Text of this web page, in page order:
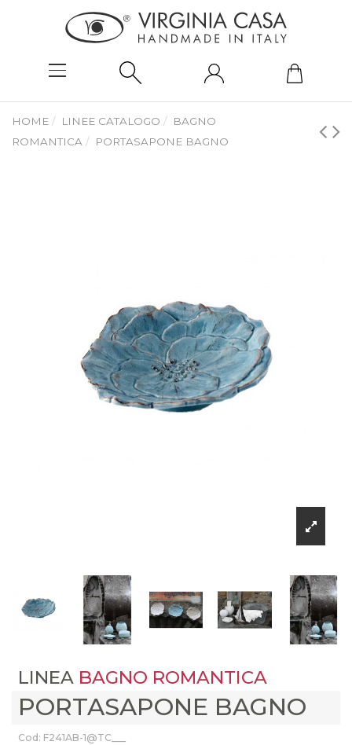
HOME LINEE CATALOGO
BAGNO
ROMANTICA
PORTASAPONE BAGNO
LINEA BAGNO ROMANTICA
PORTASAPONE BAGNO
Cod: F241AB-1@TC___